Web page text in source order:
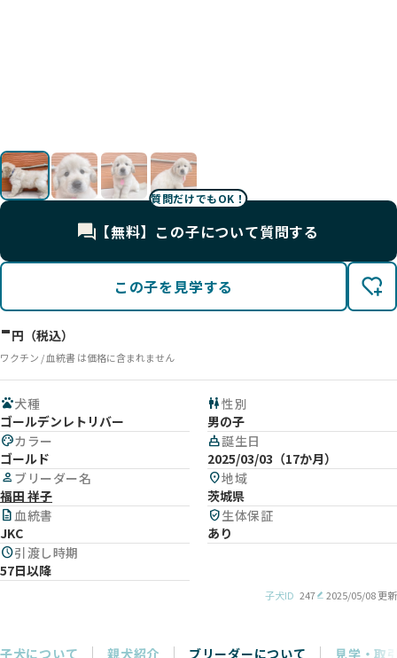
質問だけでもOK！
【無料】この子について質問する
この子を見学する
-円（税込）
ワクチン / 血統書 は価格に含まれません
pets犬種
ゴールデンレトリバー
wc性別
男の子
paletteカラー
ゴールド
cake誕生日
2025/03/03（17か月）
person ブリーダー名
福田 祥子
location_on地域
茨城県
description血統書
JKC
verified_user生体保証
あり
schedule引渡し時期
57日以降
子犬ID 247 2025/05/08 更新
子犬について 親犬紹介 ブリーダーについて 見学・取